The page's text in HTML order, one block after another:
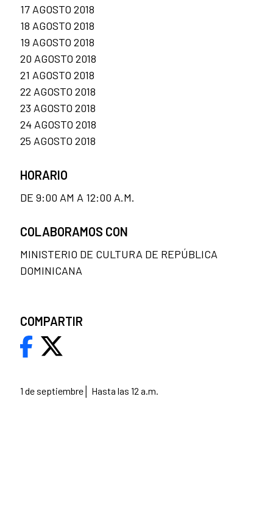
1 de septiembre│ Hasta las 12 a.m.
17 AGOSTO 2018
18 AGOSTO 2018
19 AGOSTO 2018
20 AGOSTO 2018
21 AGOSTO 2018
22 AGOSTO 2018
23 AGOSTO 2018
24 AGOSTO 2018
25 AGOSTO 2018
HORARIO
DE 9:00 AM A 12:00 A.M.
COLABORAMOS CON
MINISTERIO DE CULTURA DE REPÚBLICA
DOMINICANA
COMPARTIR